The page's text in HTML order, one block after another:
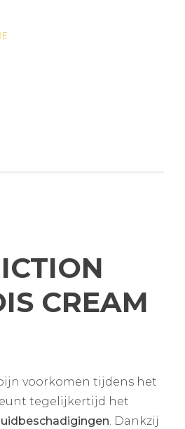
CREAM
voorkomen tijdens het
tegelijkertijd het
. Dankzij